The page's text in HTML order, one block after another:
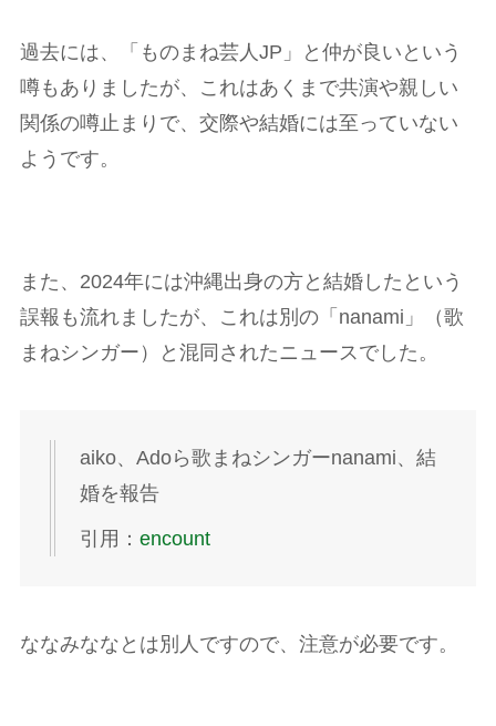
過去には、「ものまね芸人JP」と仲が良いという
噂もありましたが、これはあくまで共演や親しい
関係の噂止まりで、交際や結婚には至っていない
ようです。
また、2024年には沖縄出身の方と結婚したという
誤報も流れましたが、これは別の「nanami」（歌
まねシンガー）と混同されたニュースでした。
aiko、Adoら歌まねシンガーnanami、結
婚を報告
引用： encount
ななみななとは別人ですので、注意が必要です。